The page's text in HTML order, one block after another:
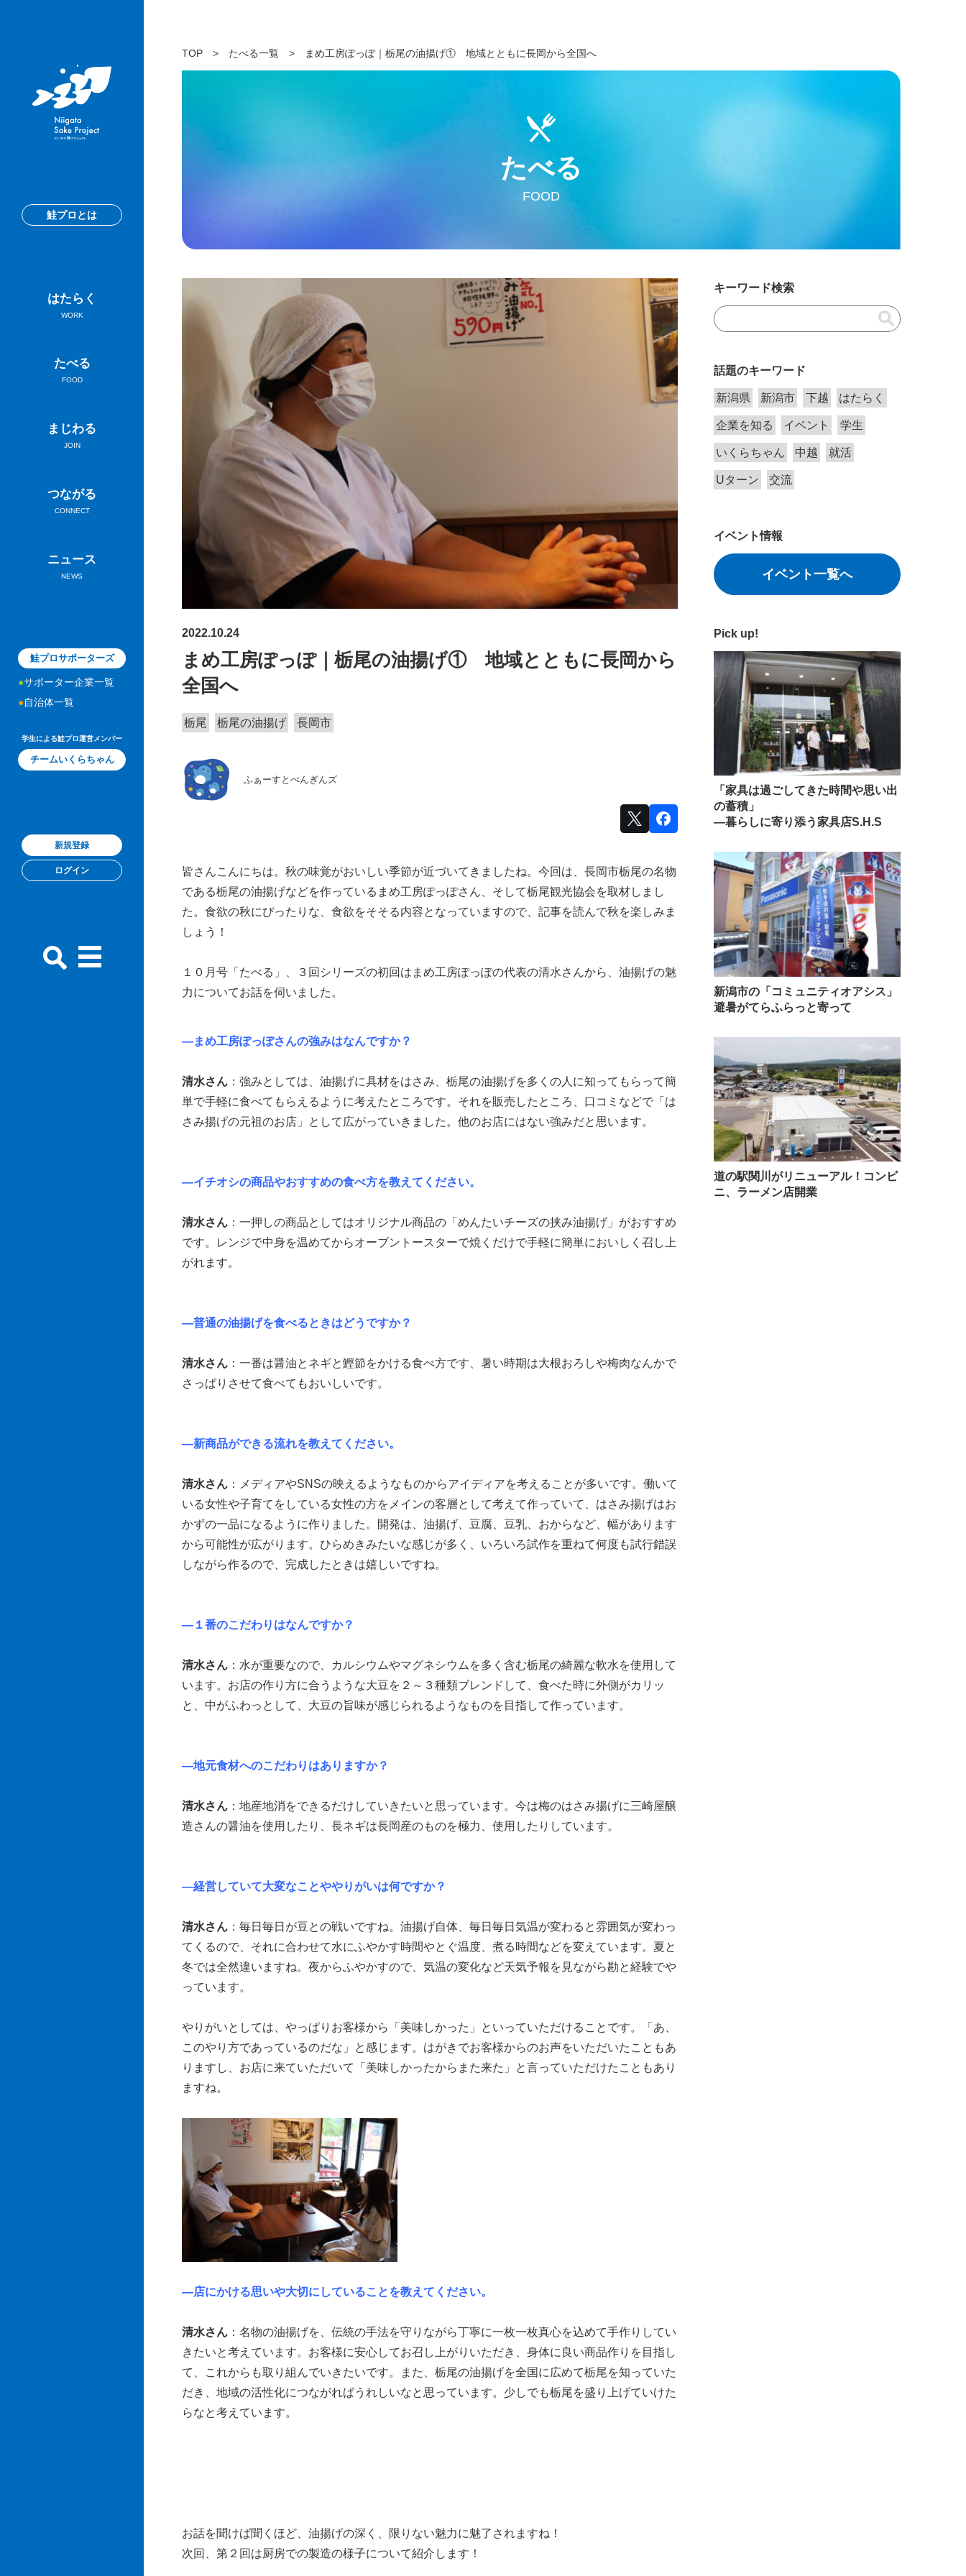
鮭プロとは
はたらく
WORK
たべる
FOOD
まじわる
JOIN
つながる
CONNECT
ニュース
NEWS
鮭プロサポーターズ
サポーター企業一覧
自治体一覧
学生による鮭プロ運営メンバー
チームいくらちゃん
新規登録
ログイン
TOP> たべる一覧> まめ工房ぽっぽ｜栃尾の油揚げ① 地域とともに長岡から全国へ
たべる
FOOD
2022.10.24
まめ工房ぽっぽ｜栃尾の油揚げ① 地域とともに長岡から
全国へ
栃尾 栃尾の油揚げ 長岡市
ふぁーすとぺんぎんズ
皆さんこんにちは。秋の味覚がおいしい季節が近づいてきましたね。今回は、長岡市栃尾の名物
である栃尾の油揚げなどを作っているまめ工房ぽっぽさん、そして栃尾観光協会を取材しまし
た。食欲の秋にぴったりな、食欲をそそる内容となっていますので、記事を読んで秋を楽しみま
しょう！
１０月号「たべる」、３回シリーズの初回はまめ工房ぽっぽの代表の清水さんから、油揚げの魅
力についてお話を伺いました。
―まめ工房ぽっぽさんの強みはなんですか？
清水さん：強みとしては、油揚げに具材をはさみ、栃尾の油揚げを多くの人に知ってもらって簡
単で手軽に食べてもらえるように考えたところです。それを販売したところ、口コミなどで「は
さみ揚げの元祖のお店」として広がっていきました。他のお店にはない強みだと思います。
―イチオシの商品やおすすめの食べ方を教えてください。
清水さん：一押しの商品としてはオリジナル商品の「めんたいチーズの挟み油揚げ」がおすすめ
です。レンジで中身を温めてからオーブントースターで焼くだけで手軽に簡単においしく召し上
がれます。
―普通の油揚げを食べるときはどうですか？
清水さん：一番は醤油とネギと鰹節をかける食べ方です、暑い時期は大根おろしや梅肉なんかで
さっぱりさせて食べてもおいしいです。
―新商品ができる流れを教えてください。
清水さん：メディアやSNSの映えるようなものからアイディアを考えることが多いです。働いて
いる女性や子育てをしている女性の方をメインの客層として考えて作っていて、はさみ揚げはお
かずの一品になるように作りました。開発は、油揚げ、豆腐、豆乳、おからなど、幅があります
から可能性が広がります。ひらめきみたいな感じが多く、いろいろ試作を重ねて何度も試行錯誤
しながら作るので、完成したときは嬉しいですね。
―１番のこだわりはなんですか？
清水さん：水が重要なので、カルシウムやマグネシウムを多く含む栃尾の綺麗な軟水を使用して
います。お店の作り方に合うような大豆を２～３種類ブレンドして、食べた時に外側がカリッ
と、中がふわっとして、大豆の旨味が感じられるようなものを目指して作っています。
―地元食材へのこだわりはありますか？
清水さん：地産地消をできるだけしていきたいと思っています。今は梅のはさみ揚げに三崎屋醸
造さんの醤油を使用したり、長ネギは長岡産のものを極力、使用したりしています。
―経営していて大変なことややりがいは何ですか？
清水さん：毎日毎日が豆との戦いですね。油揚げ自体、毎日毎日気温が変わると雰囲気が変わっ
てくるので、それに合わせて水にふやかす時間やとぐ温度、煮る時間などを変えています。夏と
冬では全然違いますね。夜からふやかすので、気温の変化など天気予報を見ながら勘と経験でや
っています。
やりがいとしては、やっぱりお客様から「美味しかった」といっていただけることです。「あ、
このやり方であっているのだな」と感じます。はがきでお客様からのお声をいただいたこともあ
りますし、お店に来ていただいて「美味しかったからまた来た」と言っていただけたこともあり
ますね。
―店にかける思いや大切にしていることを教えてください。
清水さん：名物の油揚げを、伝統の手法を守りながら丁寧に一枚一枚真心を込めて手作りしてい
きたいと考えています。お客様に安心してお召し上がりいただき、身体に良い商品作りを目指し
て、これからも取り組んでいきたいです。また、栃尾の油揚げを全国に広めて栃尾を知っていた
だき、地域の活性化につながればうれしいなと思っています。少しでも栃尾を盛り上げていけた
らなと考えています。
お話を聞けば聞くほど、油揚げの深く、限りない魅力に魅了されますね！
次回、第２回は厨房での製造の様子について紹介します！
キーワード検索
話題のキーワード
新潟県 新潟市 下越 はたらく
企業を知る イベント 学生
いくらちゃん 中越 就活
Uターン 交流
イベント情報
イベント一覧へ
Pick up!
「家具は過ごしてきた時間や思い出
の蓄積」
―暮らしに寄り添う家具店S.H.S
新潟市の「コミュニティオアシス」
避暑がてらふらっと寄って
道の駅関川がリニューアル！コンビ
ニ、ラーメン店開業